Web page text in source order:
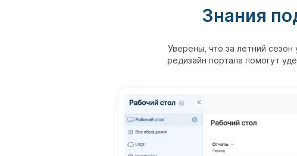
Знания
Уверены, что за летний
редизайн портала помогут